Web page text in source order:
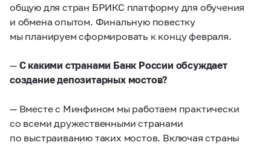
общую для стран БРИКС платформу для обучения
и обмена опытом. Финальную повестку
мы планируем сформировать к концу февраля.
— С какими странами Банк России обсуждает
создание депозитарных мостов?
— Вместе с Минфином мы работаем практически
со всеми дружественными странами
по выстраиванию таких мостов. Включая страны